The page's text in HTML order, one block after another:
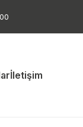
İletişim